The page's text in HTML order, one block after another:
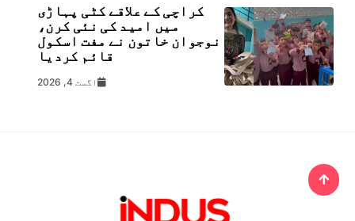
کراچی کے علاقے کٹی پہاڑی
میں امید کی نئی کرن،
نوجوان خاتون نے مفت اسکول
قائم کردیا
اگست 4, 2026